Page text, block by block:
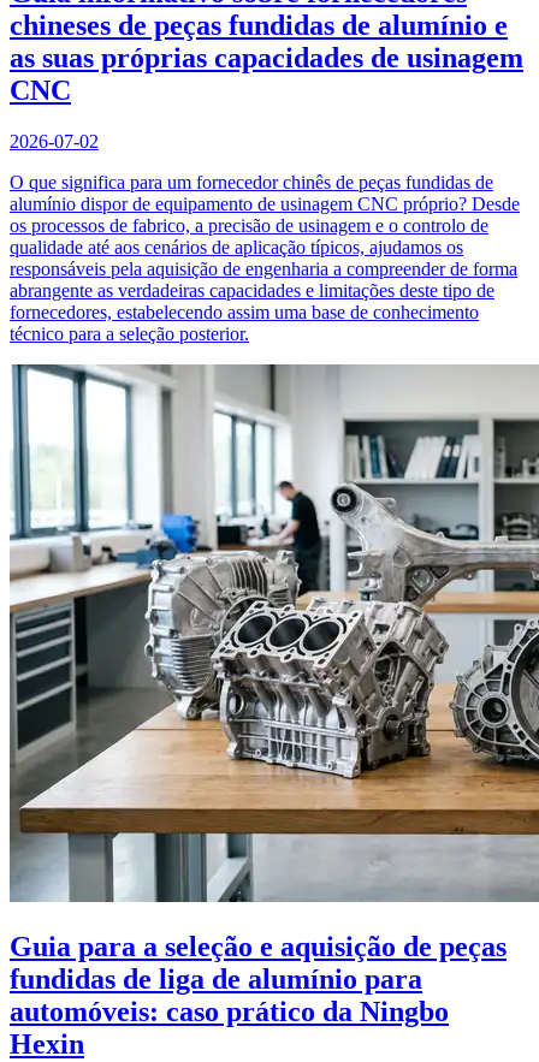
chineses de peças fundidas de alumínio e
as suas próprias capacidades de usinagem
CNC
2026-07-02
O que significa para um fornecedor chinês de peças fundidas de
alumínio dispor de equipamento de usinagem CNC próprio? Desde
os processos de fabrico, a precisão de usinagem e o controlo de
qualidade até aos cenários de aplicação típicos, ajudamos os
responsáveis pela aquisição de engenharia a compreender de forma
abrangente as verdadeiras capacidades e limitações deste tipo de
fornecedores, estabelecendo assim uma base de conhecimento
técnico para a seleção posterior.
Guia para a seleção e aquisição de peças
fundidas de liga de alumínio para
automóveis: caso prático da Ningbo
Hexin